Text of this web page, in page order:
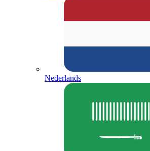
Nederlands